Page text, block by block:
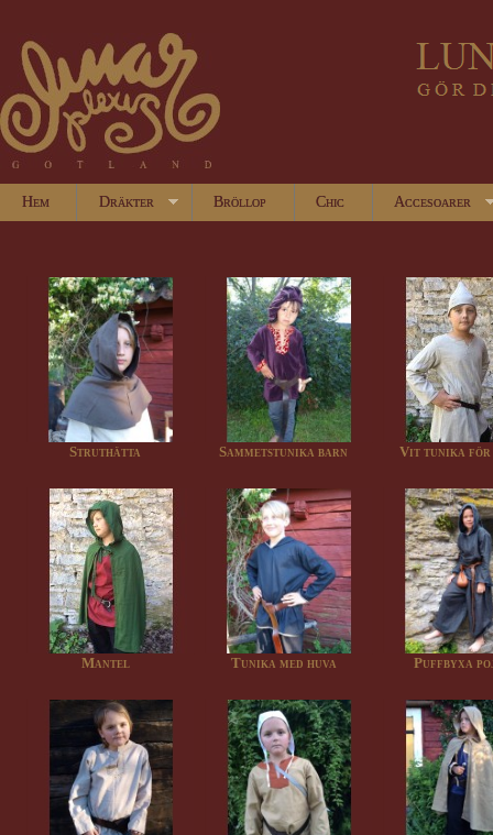
Hem Dräkter Bröllop Chic Accesoarer
Struthätta Sammetstunika barn Vit tunika för
Mantel Tunika med huva Puffbyxa